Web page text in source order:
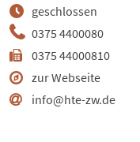
0375 4400080
0375 44000810
zur Webseite
info@hte-zw.de
geschlossen